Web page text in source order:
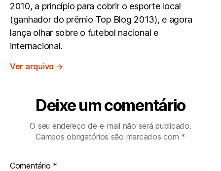
2010, a princípio para cobrir o esporte local
(ganhador do prêmio Top Blog 2013), e agora
lança olhar sobre o futebol nacional e
internacional.
Ver arquivo →
Deixe um comentário
O seu endereço de e-mail não será publicado.
Campos obrigatórios são marcados com *
Comentário *